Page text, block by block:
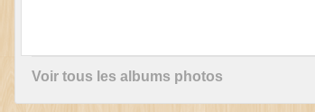
Voir tous les albums photos